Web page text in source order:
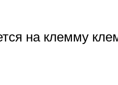
на клемму